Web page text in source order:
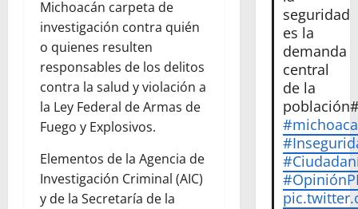
Michoacán carpeta de
investigación contra quién
o quienes resulten
responsables de los delitos
contra la salud y violación a
la Ley Federal de Armas de
Fuego y Explosivos.
Elementos de la Agencia de
Investigación Criminal (AIC)
y de la Secretaría de la
seguridad
es la
demanda
central
de la